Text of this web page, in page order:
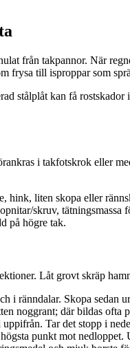
från takpannor. När
frysa till isproppar som
stålplåt kan få
i takfotskrok eller
hink, liten skopa eller
skruv,
på högre tak.
Låt grovt skräp
i ränndalar. Skopa sedan
noggrant; där bildas ofta
Tar det stopp i
punkt mot